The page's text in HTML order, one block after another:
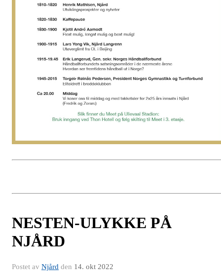
NESTEN-ULYKKE PÅ
NJÅRD
Postet av Njård den 14. okt 2022